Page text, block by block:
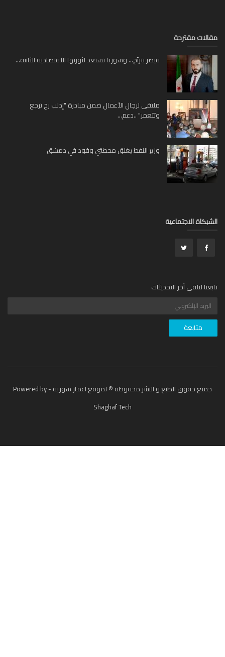
مقترحة
قيصر يترنّح... وسوريا تستعد لثورتها الاقتصادية الثانية...
ملتقى لرجال الأعمال ضمن مبادرة "إدلب رح ترجع
وتتعمر" ..دعم...
وزير النفط يغلق محطتي وقود في دمشق
الاجتماعية
لتلقي آخر التحديثات
جميع حقوق الطبع و النشر محفوظة © لموقع اعمار سورية - Powered by
Shaghaf Tech